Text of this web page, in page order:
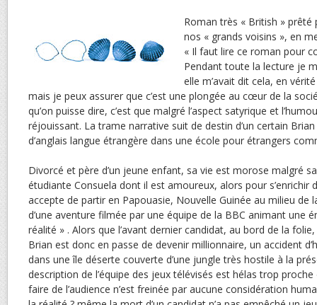
Roman très « British »
nos « grands voisins », en
« Il faut lire ce roman pour
Pendant toute la lecture je
elle m’avait dit cela, en
mais je peux assurer que c’est une plongée au cœur de la
qu’on puisse dire, c’est que malgré l’aspect satyrique et
réjouissant. La trame narrative suit de destin d’un certain
d’anglais langue étrangère dans une école pour étrangers
Divorcé et père d’un jeune enfant, sa vie est morose malgré
étudiante Consuela dont il est amoureux, alors pour s’enrichir
accepte de partir en Papouasie, Nouvelle Guinée au milieu de
d’une aventure filmée par une équipe de la BBC animant une
réalité » . Alors que l’avant dernier candidat, au bord de la
Brian est donc en passe de devenir millionnaire, un accident
dans une île déserte couverte d’une jungle très hostile à la
description de l’équipe des jeux télévisés est hélas trop
faire de l’audience n’est freinée par aucune considération